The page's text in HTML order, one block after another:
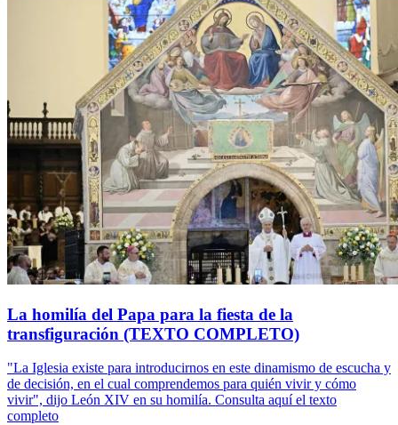
La homilía del Papa para la fiesta de la
transfiguración (TEXTO COMPLETO)
"La Iglesia existe para introducirnos en este dinamismo de escucha y
de decisión, en el cual comprendemos para quién vivir y cómo
vivir", dijo León XIV en su homilía. Consulta aquí el texto
completo